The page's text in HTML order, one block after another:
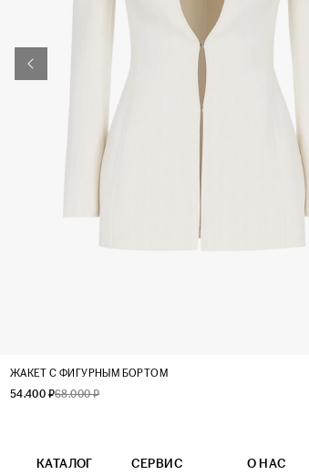
ЖАКЕТ C ФИГУРНЫМ БОРТОМ
54.400 ₽68.000 ₽
КАТАЛОГ СЕРВИС О НАС